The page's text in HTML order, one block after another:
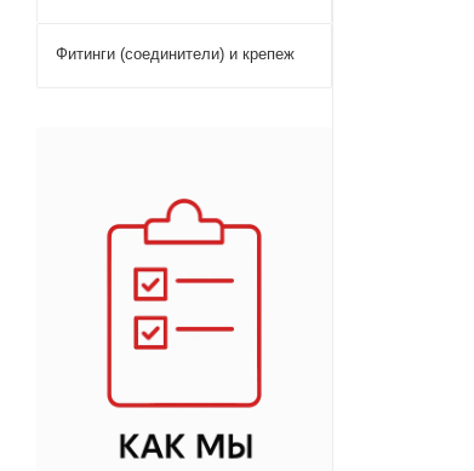
Фитинги (соединители) и крепеж